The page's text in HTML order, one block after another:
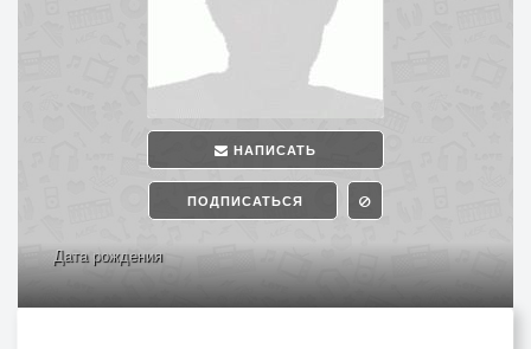
НАПИСАТЬ
ПОДПИСАТЬСЯ
Дата рождения